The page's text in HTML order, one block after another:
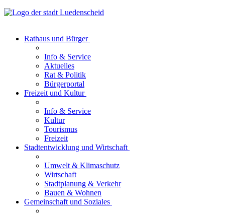
Rathaus und Bürger
Info & Service
Aktuelles
Rat & Politik
Bürgerportal
Freizeit und Kultur
Info & Service
Kultur
Tourismus
Freizeit
Stadtentwicklung und Wirtschaft
Umwelt & Klimaschutz
Wirtschaft
Stadtplanung & Verkehr
Bauen & Wohnen
Gemeinschaft und Soziales